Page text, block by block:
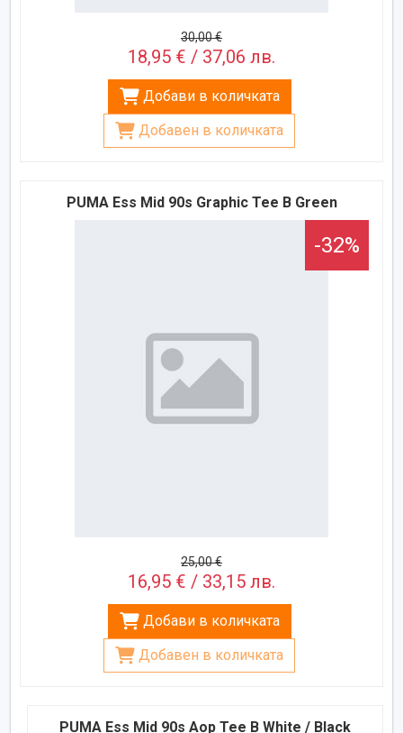
30,00 €
18,95 € / 37,06 лв.
Добави в количката
Добавен в количката
PUMA Ess Mid 90s Graphic Tee B Green
-32%
25,00 €
16,95 € / 33,15 лв.
Добави в количката
Добавен в количката
PUMA Ess Mid 90s Aop Tee B White / Black